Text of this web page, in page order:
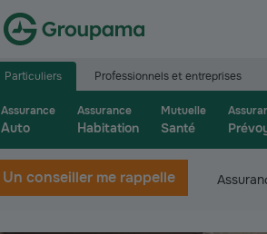
Particuliers Professionnels et entreprises
Assurance
Auto
Assurance
Habitation
Mutuelle
Santé
Un conseiller me rappelle